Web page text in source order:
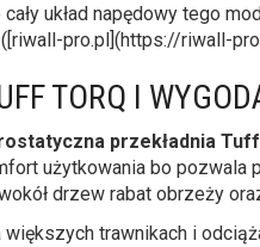
układ napędowy tego
pro.pl](https://riwall-
TORQ I
przekładnia
użytkowania bo pozwala
drzew rabat obrzeży
trawnikach i